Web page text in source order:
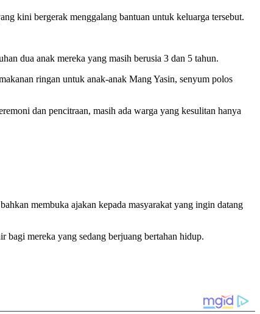
kini bergerak menggalang bantuan untuk keluarga tersebut.
dua anak mereka yang masih berusia 3 dan 5 tahun.
ringan untuk anak-anak Mang Yasin, senyum polos
dan pencitraan, masih ada warga yang kesulitan hanya
membuka ajakan kepada masyarakat yang ingin datang
mereka yang sedang berjuang bertahan hidup.